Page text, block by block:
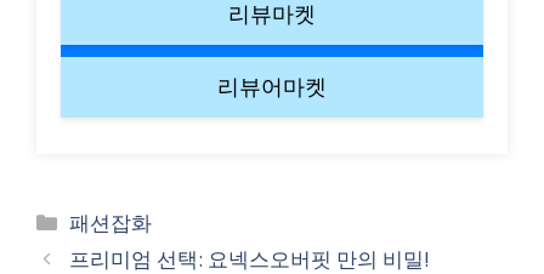
리뷰마켓
리뷰어마켓
Categories
패션잡화
프리미엄 선택: 요넥스오버핏 만의 비밀!